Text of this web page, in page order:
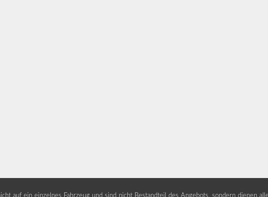
auf ein einzelnes Fahrzeug und sind nicht Bestandteil des Angebots, sondern dienen